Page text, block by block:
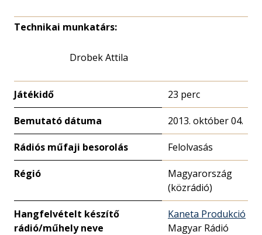
Technikai munkatárs:
Drobek Attila
Játékidő 23 perc
Bemutató dátuma 2013. október 04.
Rádiós műfaji besorolás Felolvasás
Régió
Magyarország
(közrádió)
Hangfelvételt készítő
rádió/műhely neve
Kaneta Produkció
Magyar Rádió